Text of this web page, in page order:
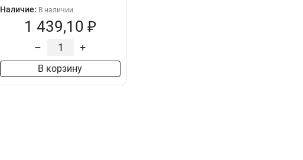
Наличие: В наличии
1 439,10 ₽
– +
В корзину